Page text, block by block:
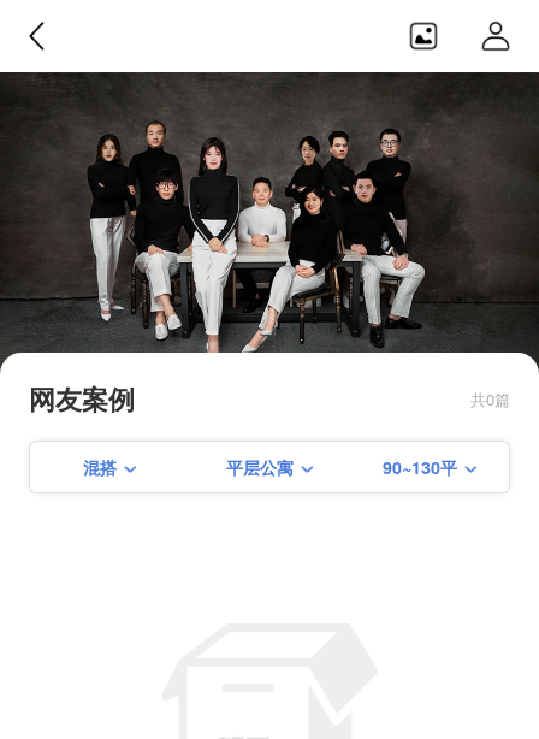
目前在建【仙霞路88号酒吧】 【 建
海中路461弄】【淮海中路1487弄】
【学前街156号】【徐家汇花园】
【淮海路培文公寓】
网友案例 共0篇
混搭 平层公寓 90~130平